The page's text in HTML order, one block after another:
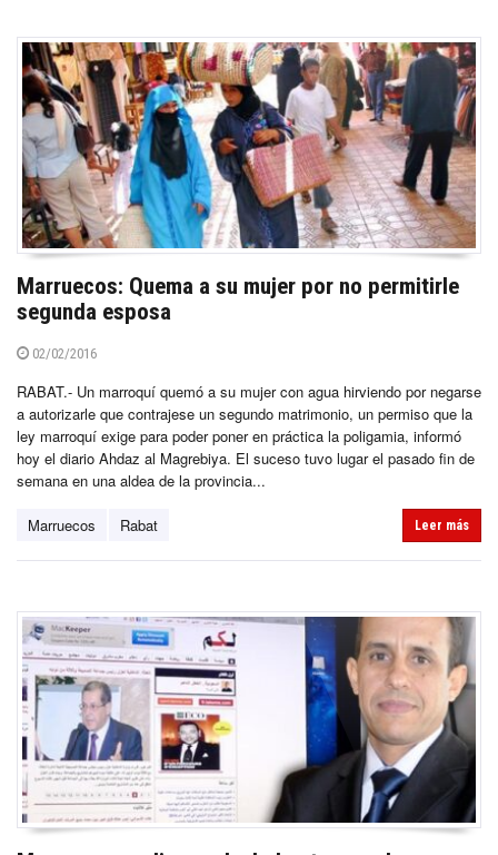
Marruecos: Quema a su mujer por no permitirle
segunda esposa
02/02/2016
RABAT.- Un marroquí quemó a su mujer con agua hirviendo por negarse
a autorizarle que contrajese un segundo matrimonio, un permiso que la
ley marroquí exige para poder poner en práctica la poligamia, informó
hoy el diario Ahdaz al Magrebiya. El suceso tuvo lugar el pasado fin de
semana en una aldea de la provincia...
Marruecos Rabat Leer más